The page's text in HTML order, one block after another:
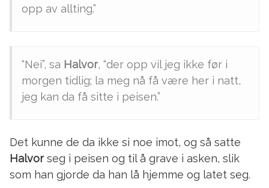
opp av allting.”
“Nei”, sa Halvor, “der opp vil jeg ikke før i
morgen tidlig; la meg nå få være her i natt,
jeg kan da få sitte i peisen.”
Det kunne de da ikke si noe imot, og så satte
Halvorseg i peisen og til å grave i asken, slik
som han gjorde da han lå hjemme og latet seg.